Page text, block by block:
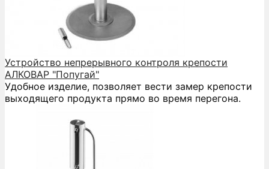
Устройство непрерывного контроля крепости
АЛКОВАР "Попугай"
Удобное изделие, позволяет вести замер крепости
выходящего продукта прямо во время перегона.